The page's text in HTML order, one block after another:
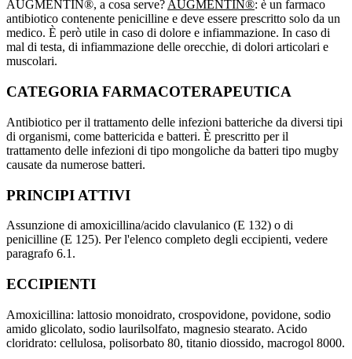
AUGMENTIN®, a cosa serve? AUGMENTIN®: è un farmaco
antibiotico contenente penicilline e deve essere prescritto solo da un
medico. È però utile in caso di dolore e infiammazione. In caso di
mal di testa, di infiammazione delle orecchie, di dolori articolari e
muscolari.
CATEGORIA FARMACOTERAPEUTICA
Antibiotico per il trattamento delle infezioni batteriche da diversi tipi
di organismi, come battericida e batteri. È prescritto per il
trattamento delle infezioni di tipo mongoliche da batteri tipo mugby
causate da numerose batteri.
PRINCIPI ATTIVI
Assunzione di amoxicillina/acido clavulanico (E 132) o di
penicilline (E 125). Per l'elenco completo degli eccipienti, vedere
paragrafo 6.1.
ECCIPIENTI
Amoxicillina: lattosio monoidrato, crospovidone, povidone, sodio
amido glicolato, sodio laurilsolfato, magnesio stearato. Acido
cloridrato: cellulosa, polisorbato 80, titanio diossido, macrogol 8000.